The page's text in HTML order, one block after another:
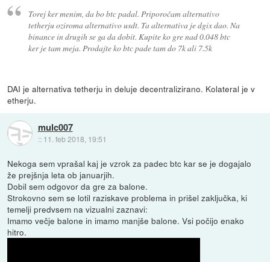
Torej ker menim, da bo btc padal. Priporočam alternativo
tetherju oziroma alternativo usdt. Ta alternativa je dgix dao. Na
binance in drugih se ga da dobit. Kupite ko gre nad 0.048 btc
ker je tam meja. Prodajte ko btc pade tam do 7k ali 7.5k
DAI je alternativa tetherju in deluje decentralizirano. Kolateral je v
etherju.
mulc007
:: 11. feb 2018, 19:51
Nekoga sem vprašal kaj je vzrok za padec btc kar se je dogajalo
že prejšnja leta ob januarjih.
Dobil sem odgovor da gre za balone.
Strokovno sem se lotil raziskave problema in prišel zaključka, ki
temelji predvsem na vizualni zaznavi:
Imamo večje balone in imamo manjše balone. Vsi počijo enako
hitro.